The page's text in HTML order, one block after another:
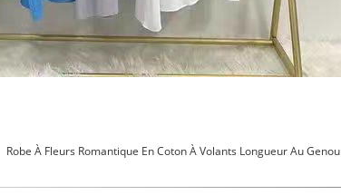
Robe À Fleurs Romantique En Coton À Volants Longueur Au Genou